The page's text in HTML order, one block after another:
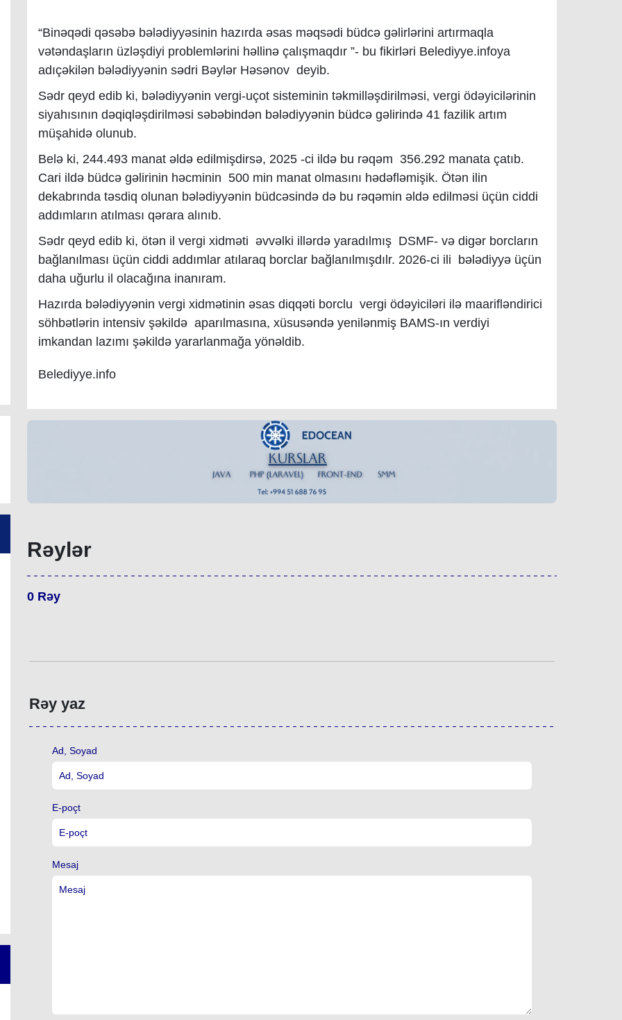
“Binəqədi qəsəbə bələdiyyəsinin hazırda əsas məqsədi büdcə gəlirlərini artırmaqla
vətəndaşların üzləşdiyi problemlərini həllinə çalışmaqdır ”- bu fikirləri Belediyye.infoya
adıçəkilən bələdiyyənin sədri Bəylər Həsənov deyib.
Sədr qeyd edib ki, bələdiyyənin vergi-uçot sisteminin təkmilləşdirilməsi, vergi ödəyicilərinin
siyahısının dəqiqləşdirilməsi səbəbindən bələdiyyənin büdcə gəlirində 41 fazilikartım
müşahidə olunub.
Belə ki, 244.493 manat əldə edilmişdirsə, 2025 -ci ildə bu rəqəm 356.292 manata çatıb.
Cari ildə büdcə gəlirinin həcminin 500 min manat olmasını hədəfləmişik. Ötən ilin
dekabrında təsdiq olunan bələdiyyənin büdcəsində də bu rəqəmin əldə edilməsi üçün ciddi
addımların atılması qərara alınıb.
Sədr qeyd edib ki, ötən il vergi xidməti əvvəlki illərdə yaradılmış DSMF- və digər borcların
bağlanılması üçün ciddi addımlar atılaraq borclar bağlanılmışdılr. 2026-ci ili bələdiyyə üçün
daha uğurlu il olacağına inanıram.
Hazırda bələdiyyənin vergi xidmətinin əsas diqqəti borclu vergi ödəyiciləri ilə maarifləndirici
söhbətlərin intensiv şəkildə aparılmasına, xüsusəndə yenilənmiş BAMS-ın verdiyi
imkandan lazımı şəkildə yararlanmağa yönəldib.
Belediyye.info
Rəylər
0 Rəy
Rəy yaz
Ad, Soyad
E-poçt
Mesaj